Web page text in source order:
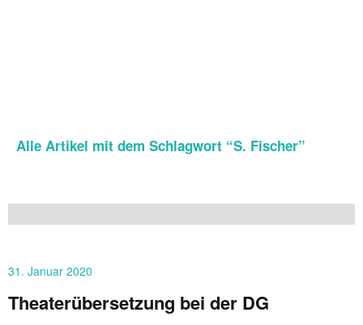
Alle Artikel mit dem Schlagwort “S. Fischer”
31. Januar 2020
Theaterübersetzung bei der DG